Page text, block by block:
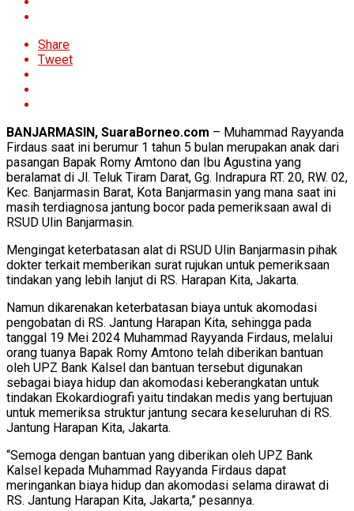
Share
Tweet
BANJARMASIN, SuaraBorneo.com – Muhammad Rayyanda
Firdaus saat ini berumur 1 tahun 5 bulan merupakan anak dari
pasangan Bapak Romy Amtono dan Ibu Agustina yang
beralamat di Jl. Teluk Tiram Darat, Gg. Indrapura RT. 20, RW. 02,
Kec. Banjarmasin Barat, Kota Banjarmasin yang mana saat ini
masih terdiagnosa jantung bocor pada pemeriksaan awal di
RSUD Ulin Banjarmasin.
Mengingat keterbatasan alat di RSUD Ulin Banjarmasin pihak
dokter terkait memberikan surat rujukan untuk pemeriksaan
tindakan yang lebih lanjut di RS. Harapan Kita, Jakarta.
Namun dikarenakan keterbatasan biaya untuk akomodasi
pengobatan di RS. Jantung Harapan Kita, sehingga pada
tanggal 19 Mei 2024 Muhammad Rayyanda Firdaus, melalui
orang tuanya Bapak Romy Amtono telah diberikan bantuan
oleh UPZ Bank Kalsel dan bantuan tersebut digunakan
sebagai biaya hidup dan akomodasi keberangkatan untuk
tindakan Ekokardiografi yaitu tindakan medis yang bertujuan
untuk memeriksa struktur jantung secara keseluruhan di RS.
Jantung Harapan Kita, Jakarta.
“Semoga dengan bantuan yang diberikan oleh UPZ Bank
Kalsel kepada Muhammad Rayyanda Firdaus dapat
meringankan biaya hidup dan akomodasi selama dirawat di
RS. Jantung Harapan Kita, Jakarta,” pesannya.